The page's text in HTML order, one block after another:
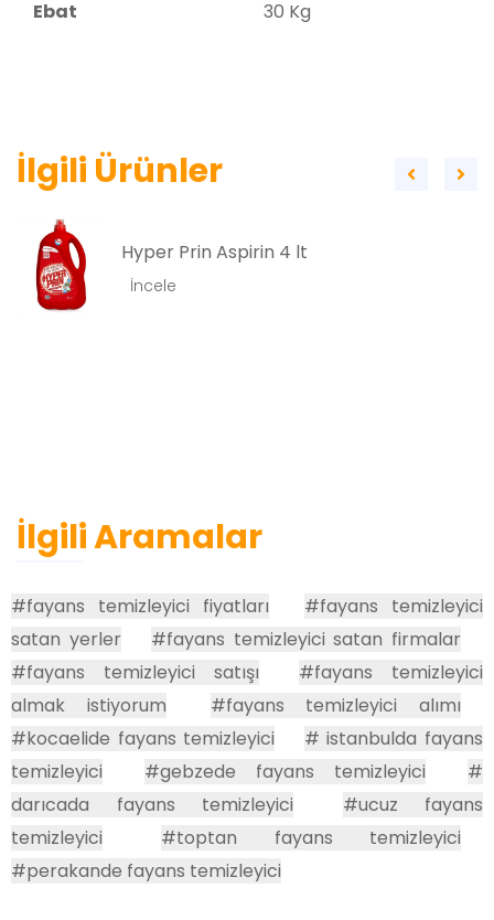
Ebat
30 Kg
İlgili Ürünler
İlgili Aramalar
#fayans temizleyici fiyatları
#fayans temizleyici
satan yerler
#fayans temizleyici satan firmalar
#fayans temizleyici satışı
#fayans temizleyici
almak istiyorum
#fayans temizleyici alımı
#kocaelide fayans temizleyici
# istanbulda fayans
temizleyici
#gebzede fayans temizleyici
#
darıcada fayans temizleyici
#ucuz fayans
temizleyici
#toptan fayans temizleyici
#perakande fayans temizleyici